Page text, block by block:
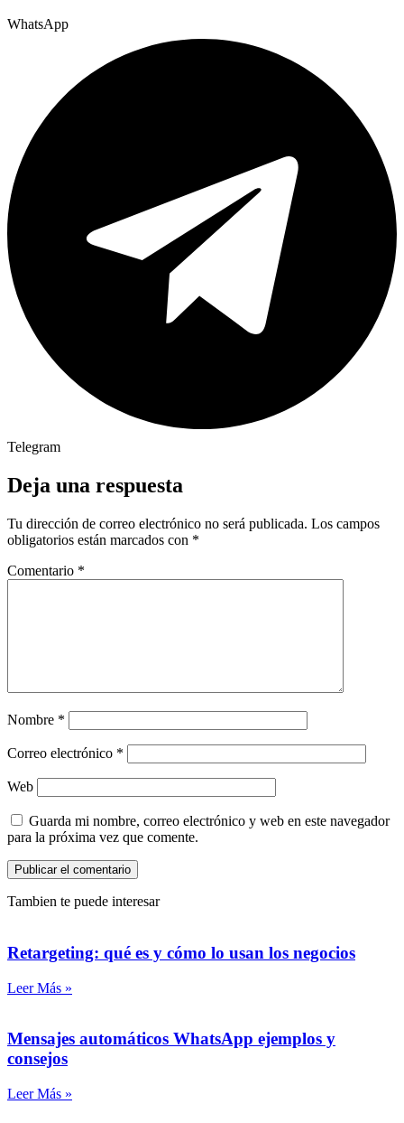
WhatsApp
Telegram
Deja una respuesta
Tu dirección de correo electrónico no será publicada. Los campos
obligatorios están marcados con *
Comentario *
Nombre *
Correo electrónico *
Web
Guarda mi nombre, correo electrónico y web en este navegador
para la próxima vez que comente.
Tambien te puede interesar
Retargeting: qué es y cómo lo usan los negocios
Leer Más »
Mensajes automáticos WhatsApp ejemplos y
consejos
Leer Más »